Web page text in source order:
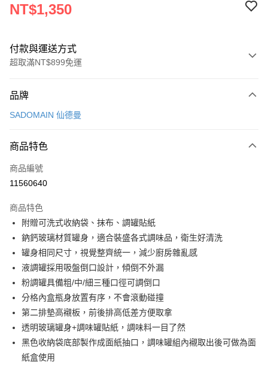
NT$1,350
付款與運送方式
超取滿NT$899免運
信用卡一次付款
Apple Pay
街口支付
Google Pay
全盈+PAY
大哥付你分期
相關說明
【大哥付你分期使用說明】
1.本服務由台灣大哥大提供，台灣大哥大用戶可立即使用無須另外申請。
2.付款方式選擇「大哥付你分期」，訂單成立後會自動跳轉到大哥付的交易
流程，驗證手機門號後，選擇欲分期的期數、繳款截止日，確認付款後即完
成交易。
3.實際核准額度、可分期數及費用金額請依後續交易確認頁面所載為準。
消。如遇「轉專審核」未通過狀況，表示未達大哥付你分期系統評分，恕無
AFTEE先享後付
相關說明
【關於「AFTEE先享後付」】
AFTEE先享後付是「在收到商品之後才付款」的支付方式。 讓您購物簡單
便利好安心！
１．簡單：不需註冊會員、不需綁卡、不需儲值。
ATM付款
運送方式
品牌
SADOMAIN 仙德曼
商品特色
商品編號
11560640
商品特色
附贈可洗式收納袋、抹布、調罐貼紙
鈉鈣玻璃材質罐身，適合裝盛各式調味品，衛生好清洗
罐身相同尺寸，視覺整齊統一，減少廚房雜亂感
液調罐採用吸盤倒口設計，傾倒不外漏
粉調罐具備粗/中/細三種口徑可調倒口
分格內盒瓶身放置有序，不會滾動碰撞
第二排墊高襯板，前後排高低差方便取拿
透明玻璃罐身+調味罐貼紙，調味料一目了然
黑色收納袋底部製作成面紙抽口，調味罐組內襯取出後可做為面
紙盒使用